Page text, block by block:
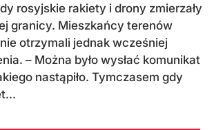
rosyjskie rakiety i drony zmierzały
granicy. Mieszkańcy terenów
otrzymali jednak wcześniej
– Można było wysłać komunikat
nastąpiło. Tymczasem gdy